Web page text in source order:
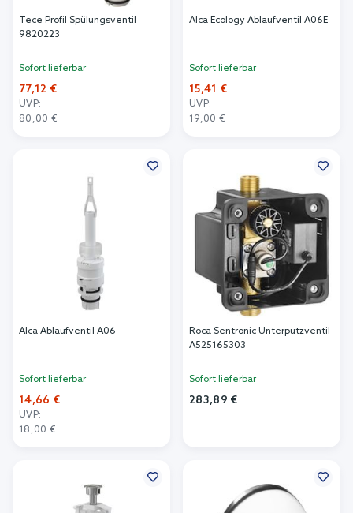
Tece Profil Spülungsventil
9820223
Sofort lieferbar
77,12 €
UVP:
80,00 €
Alca Ecology Ablaufventil A06E
Sofort lieferbar
15,41 €
UVP:
19,00 €
Alca Ablaufventil A06
Sofort lieferbar
14,66 €
UVP:
18,00 €
Roca Sentronic Unterputzventil
A525165303
Sofort lieferbar
283,89 €